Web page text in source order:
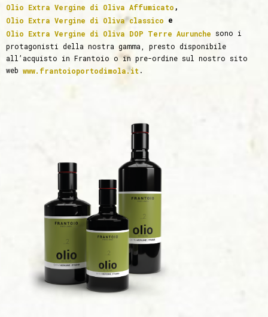
Olio Extra Vergine di Oliva Affumicato ,
Olio Extra Vergine di Oliva classico e
Olio Extra Vergine di Oliva DOP Terre Aurunche sono i
protagonisti della nostra gamma, presto disponibile
all’acquisto in Frantoio o in pre-ordine sul nostro sito
web www.frantoioportodimola.it .